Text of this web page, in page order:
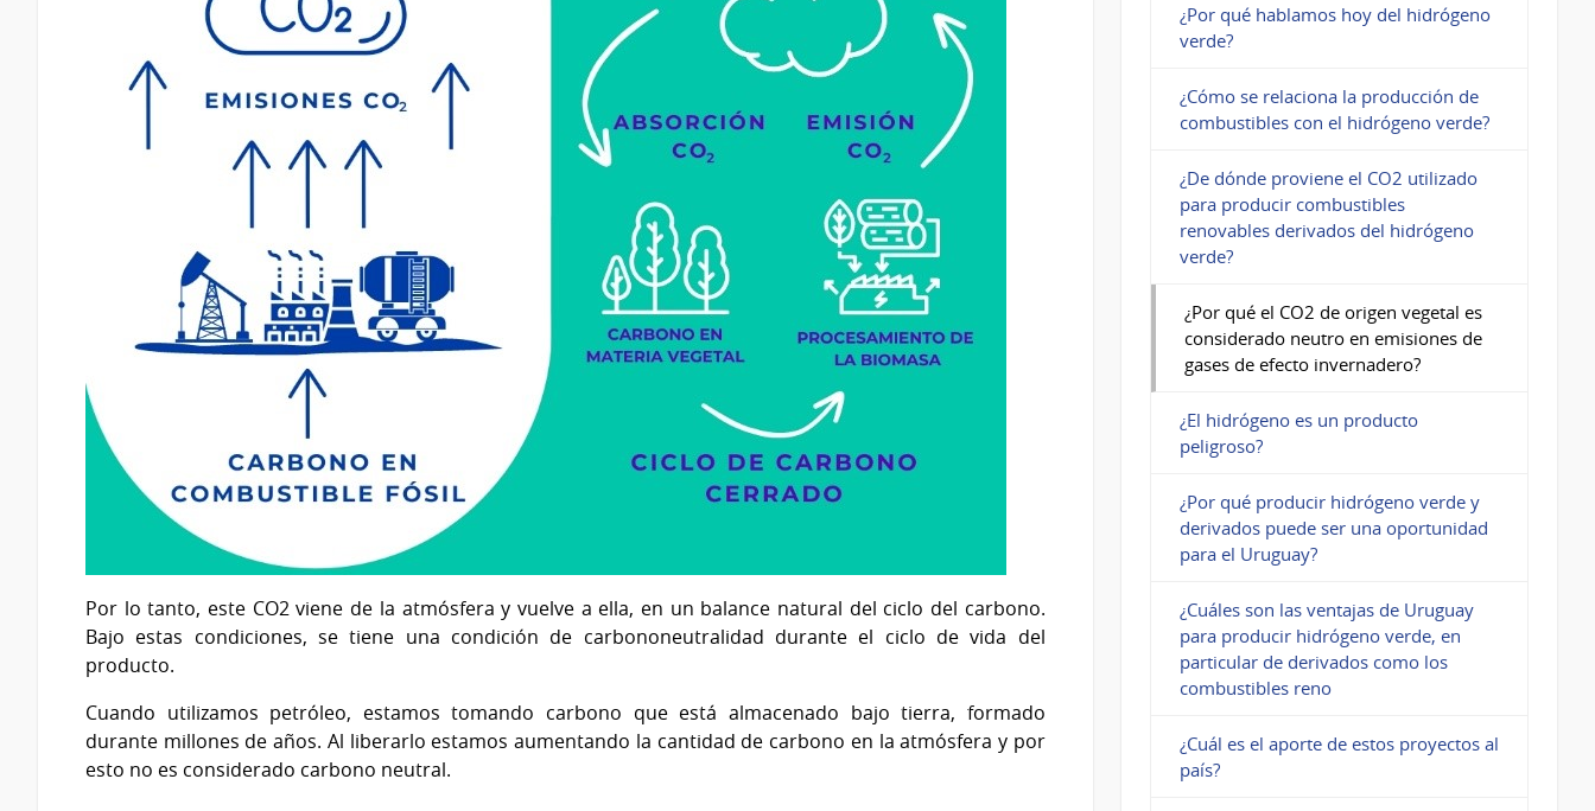
Por lo tanto, este CO2 viene de la atmósfera y vuelve a ella, en un balance natural del ciclo del carbono.
Bajo estas condiciones, se tiene una condición de carbononeutralidad durante el ciclo de vida del
producto.
Cuando utilizamos petróleo, estamos tomando carbono que está almacenado bajo tierra, formado
durante millones de años. Al liberarlo estamos aumentando la cantidad de carbono en la atmósfera y por
esto no es considerado carbono neutral.
¿Por qué hablamos hoy del hidrógeno
verde?
¿Cómo se relaciona la producción de
combustibles con el hidrógeno verde?
¿De dónde proviene el CO2 utilizado
para producir combustibles
renovables derivados del hidrógeno
verde?
¿Por qué el CO2 de origen vegetal es
considerado neutro en emisiones de
gases de efecto invernadero?
¿El hidrógeno es un producto
peligroso?
¿Por qué producir hidrógeno verde y
derivados puede ser una oportunidad
para el Uruguay?
¿Cuáles son las ventajas de Uruguay
para producir hidrógeno verde, en
particular de derivados como los
combustibles reno
¿Cuál es el aporte de estos proyectos al
país?